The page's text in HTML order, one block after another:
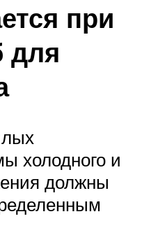
при
для
холодного и
должны